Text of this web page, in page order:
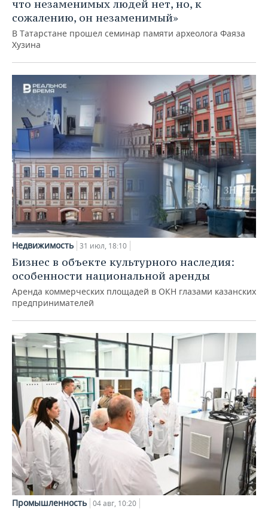
что незаменимых людей нет, но, к
сожалению, он незаменимый»
В Татарстане прошел семинар памяти археолога Фаяза
Хузина
Недвижимость 31 июл, 18:10
Бизнес в объекте культурного наследия:
особенности национальной аренды
Аренда коммерческих площадей в ОКН глазами казанских
предпринимателей
Промышленность 04 авг, 10:20